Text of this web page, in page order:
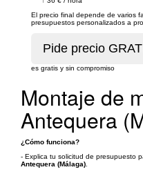
El precio final depende de varios
presupuestos personalizados a
es gratis y sin compromiso
Montaje de
Antequera
¿Cómo funciona?
- Explica tu solicitud de presupuesto
Antequera (Málaga)